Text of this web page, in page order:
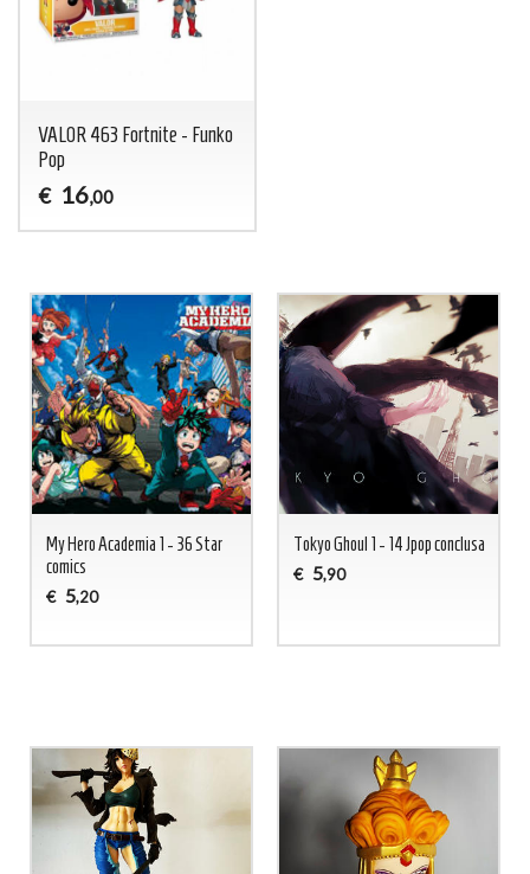
VALOR 463 Fortnite - Funko
Pop
€ 16,00
My Hero Academia 1 - 36 Star
comics
€ 5,20
Tokyo Ghoul 1 - 14 Jpop conclusa
€ 5,90